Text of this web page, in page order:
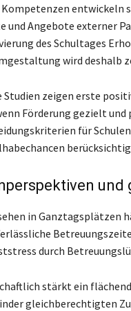
Kompetenzen entwickeln
und Angebote externer
des Schultages
wird deshalb
Studien zeigen erste
Förderung gezielt
für
in Ganztagsplätzen
durch
stärkt ein
gleichberechtigten